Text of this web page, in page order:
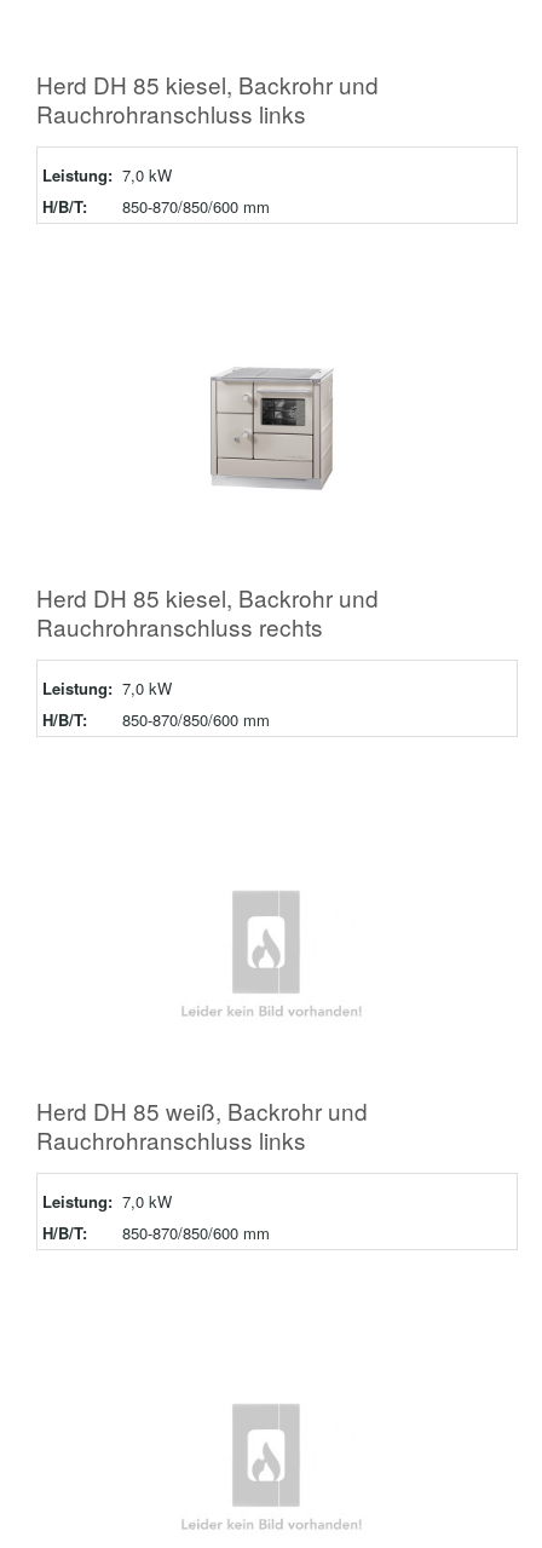
Herd DH 85 kiesel, Backrohr und
Rauchrohranschluss links
Leistung: 7,0 kW
H/B/T:
850-870/850/600 mm
Herd DH 85 kiesel, Backrohr und
Rauchrohranschluss rechts
Leistung: 7,0 kW
H/B/T:
850-870/850/600 mm
Herd DH 85 weiß, Backrohr und
Rauchrohranschluss links
Leistung: 7,0 kW
H/B/T:
850-870/850/600 mm